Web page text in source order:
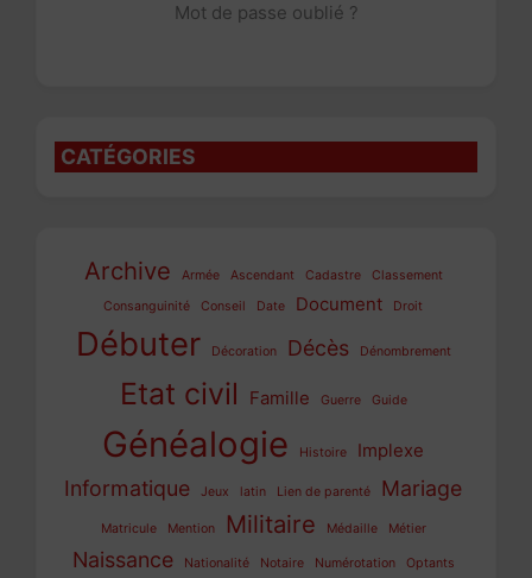
Mot de passe oublié ?
CATÉGORIES
Archive Armée Ascendant Cadastre
Classement
Consanguinité
Conseil Date Document Droit
Débuter Décoration Décès Dénombrement
Etat civil Famille Guerre Guide
Généalogie Histoire Implexe
Informatique Jeux latin Lien de parenté Mariage
Matricule Mention Militaire Médaille Métier
Naissance Nationalité Notaire Numérotation Optants